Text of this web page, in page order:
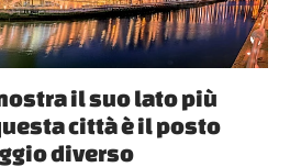
il suo lato più
città è il posto
diverso